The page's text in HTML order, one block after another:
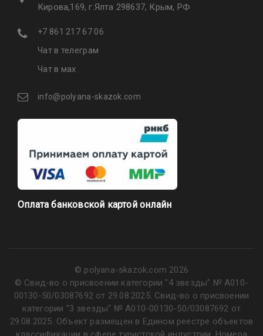
Кирова,169, г.Ялта 298637, Крым, РФ
+7 861 217 67 06
Чат в телеграм
Чат в мах
info@polyana-skazok.com
Оплата банковской картой онлайн
© polyana-skazok.com 2026
© Свид-во о присвоении категории "4 звезды" № А010-
00130-50/03087692 от 29.08.2025. Свид-во о присвоении
категории "3 звезды" № А010-00130-50/03087692 от
29.08.2025. Объект размещен в Едином реестре объектов